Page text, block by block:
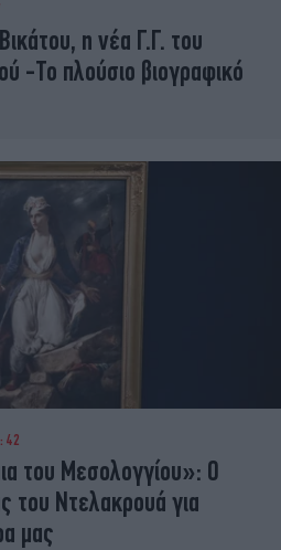
THE OCEAN
ELAMEFORA
η νέα Γ.Γ. του
-Το πλούσιο βιογραφικό
του Μεσολογγίου»: Ο
του Ντελακρουά για
μας